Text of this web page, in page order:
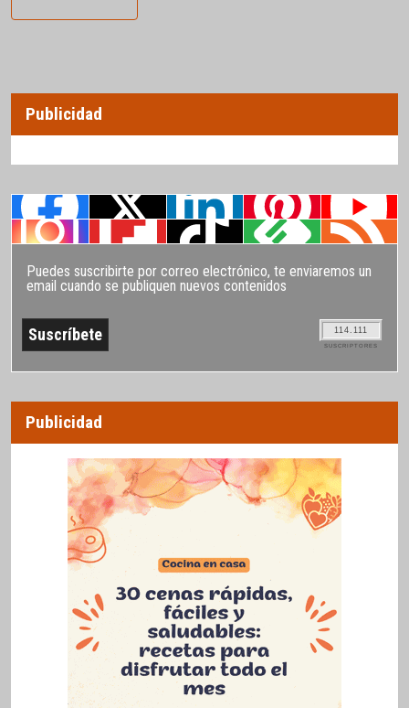
Publicidad
Puedes suscribirte por correo electrónico, te enviaremos un
email cuando se publiquen nuevos contenidos
114.111
SUSCRIPTORES
Publicidad